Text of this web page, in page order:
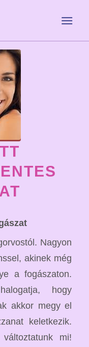
Nagyon
akinek még
a fogászaton.
hogy
akkor megy el
keletkezik.
mi!